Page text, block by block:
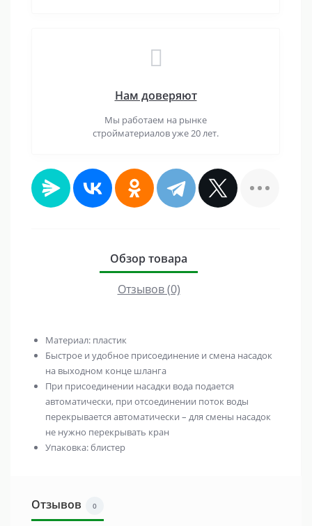
Нам доверяют
Мы работаем на рынке
стройматериалов уже 20 лет.
Обзор товара
Отзывов (0)
Материал: пластик
Быстрое и удобное присоединение и смена насадок
на выходном конце шланга
При присоединении насадки вода подается
автоматически, при отсоединении поток воды
перекрывается автоматически – для смены насадок
не нужно перекрывать кран
Упаковка: блистер
Отзывов 0